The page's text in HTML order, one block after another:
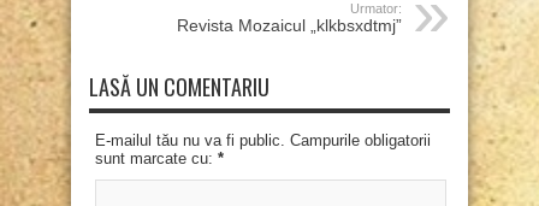
Urmator:
Revista Mozaicul „klkbsxdtmj”
LASĂ UN COMENTARIU
E-mailul tău nu va fi public. Campurile obligatorii
sunt marcate cu: *